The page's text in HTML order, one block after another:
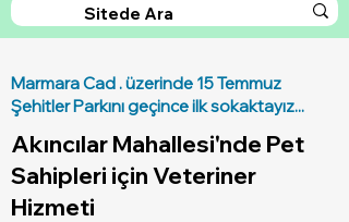
Marmara Cad . üzerinde 15 Temmuz
Şehitler Parkını geçince ilk sokaktayız...
Akıncılar Mahallesi'nde Pet
Sahipleri için Veteriner
Hizmeti